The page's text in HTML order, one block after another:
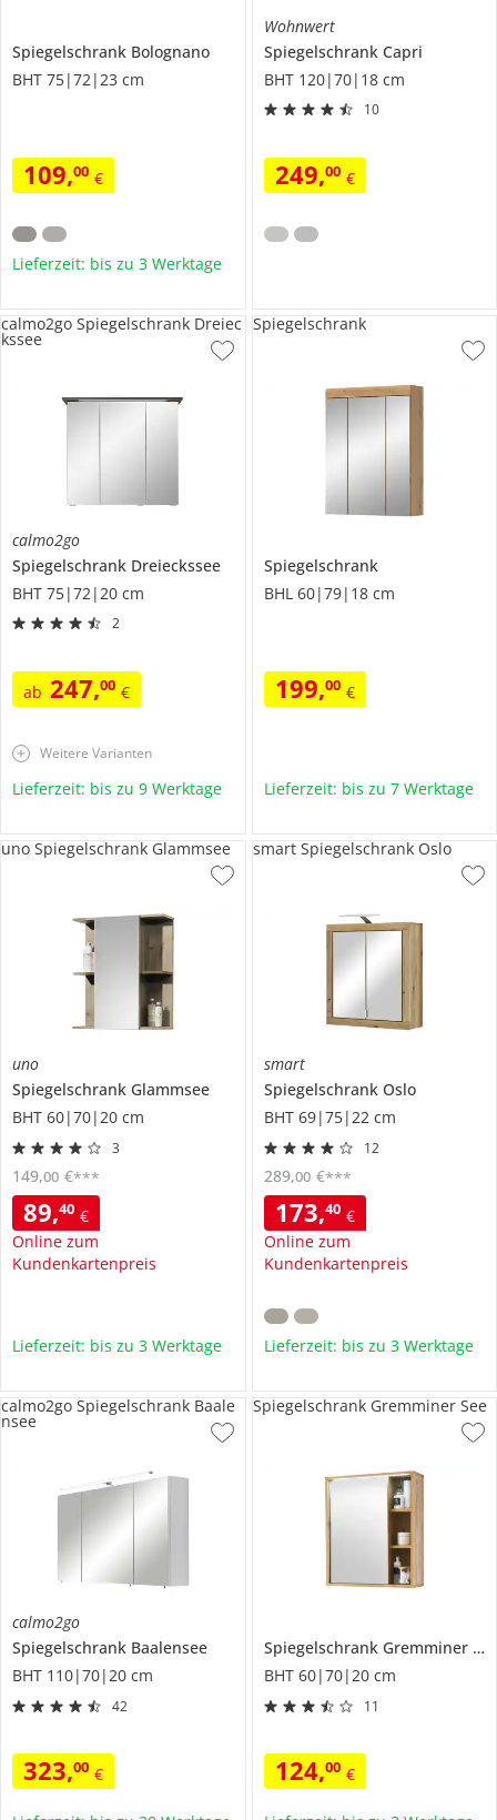
Spiegelschrank Bolognano
BHT 75|72|23 cm
109,00 €
Lieferzeit: bis zu 3 Werktage
Wohnwert
Spiegelschrank Capri
BHT 120|70|18 cm
10
249,00 €
calmo2go
Spiegelschrank Dreieckssee
BHT 75|72|20 cm
2
ab 247,00 €
calmo2go Spiegelschrank Dreiec
kssee
Weitere Varianten
Lieferzeit: bis zu 9 Werktage
Spiegelschrank
BHL 60|79|18 cm
199,00 €
Spiegelschrank
Lieferzeit: bis zu 7 Werktage
uno
Spiegelschrank Glammsee
BHT 60|70|20 cm
3
89,40 €
Online zum
Kundenkartenpreis
149,00 €***
uno Spiegelschrank Glammsee
Lieferzeit: bis zu 3 Werktage
smart
Spiegelschrank Oslo
BHT 69|75|22 cm
12
173,40 €
Online zum
Kundenkartenpreis
289,00 €***
smart Spiegelschrank Oslo
Lieferzeit: bis zu 3 Werktage
calmo2go
Spiegelschrank Baalensee
BHT 110|70|20 cm
42
323,00 €
calmo2go Spiegelschrank Baale
nsee
Spiegelschrank Gremminer See
BHT 60|70|20 cm
11
124,00 €
Spiegelschrank Gremminer See